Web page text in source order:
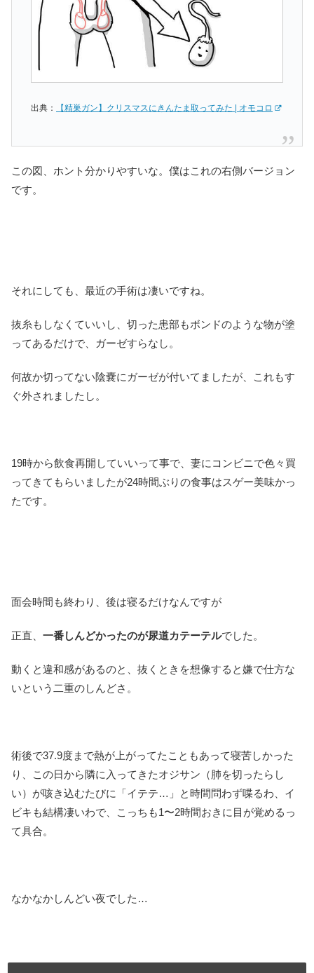
出典： 【精巣ガン】クリスマスにきんたま取ってみた | オモコロ
この図、ホント分かりやすいな。僕はこれの右側バージョン
です。
それにしても、最近の手術は凄いですね。
抜糸もしなくていいし、切った患部もボンドのような物が塗
ってあるだけで、ガーゼすらなし。
何故か切ってない陰嚢にガーゼが付いてましたが、これもす
ぐ外されましたし。
19時から飲食再開していいって事で、妻にコンビニで色々買
ってきてもらいましたが24時間ぶりの食事はスゲー美味かっ
たです。
面会時間も終わり、後は寝るだけなんですが
正直、 一番しんどかったのが尿道カテーテルでした。
動くと違和感があるのと、抜くときを想像すると嫌で仕方な
いという二重のしんどさ。
術後で37.9度まで熱が上がってたこともあって寝苦しかった
り、この日から隣に入ってきたオジサン（肺を切ったらし
い）が咳き込むたびに「イテテ…」と時間問わず喋るわ、イ
ビキも結構凄いわで、こっちも1〜2時間おきに目が覚めるっ
て具合。
なかなかしんどい夜でした…